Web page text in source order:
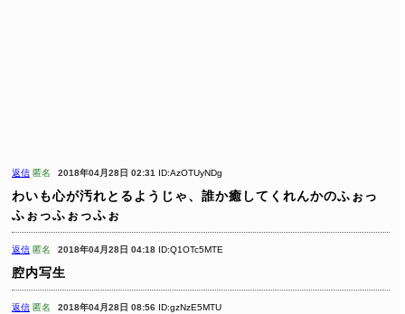
返信 匿名 2018年04月28日 02:31 ID:AzOTUyNDg
わいも心が汚れとるようじゃ、誰か癒してくれんかのふぉっ
ふぉっふぉっふぉ
返信 匿名 2018年04月28日 04:18 ID:Q1OTc5MTE
腔内写生
返信 匿名 2018年04月28日 08:56 ID:gzNzE5MTU